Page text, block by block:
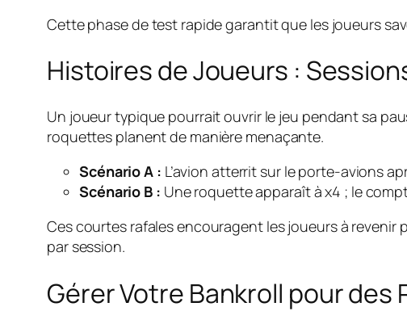
Cette phase de test rapide garantit que les joueurs
Histoires de Joueurs :
Un joueur typique pourrait ouvrir le jeu pendant sa
roquettes planent de manière menaçante.
Scénario A : L’avion atterrit sur le porte‑avions
Scénario B : Une roquette apparaît à x4 ; le
Ces courtes rafales encouragent les joueurs à
par session.
Gérer Votre Bankroll pour des